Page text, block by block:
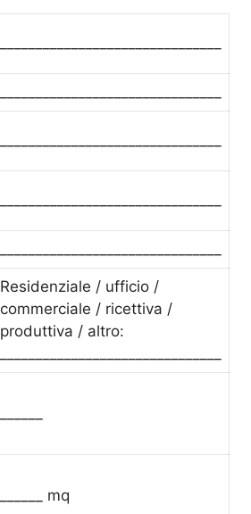
Residenziale / ufficio /
commerciale / ricettiva /
produttiva / altro:
______ mq